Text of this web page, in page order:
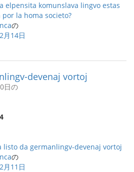
elpensita komunslava lingvo estas
la homa societo?
の
月14日
devenaj vortoj
日の
listo da germanlingv-devenaj vortoj
の
月11日